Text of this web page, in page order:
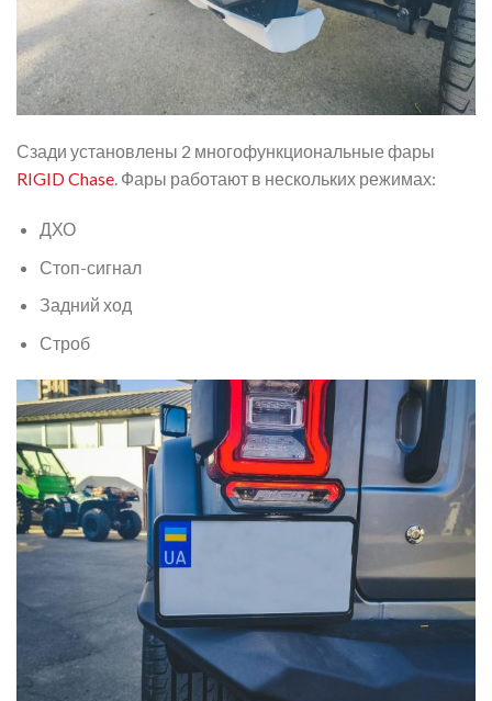
Сзади установлены 2 многофункциональные фары
RIGID Chase. Фары работают в нескольких режимах:
ДХО
Стоп-сигнал
Задний ход
Строб